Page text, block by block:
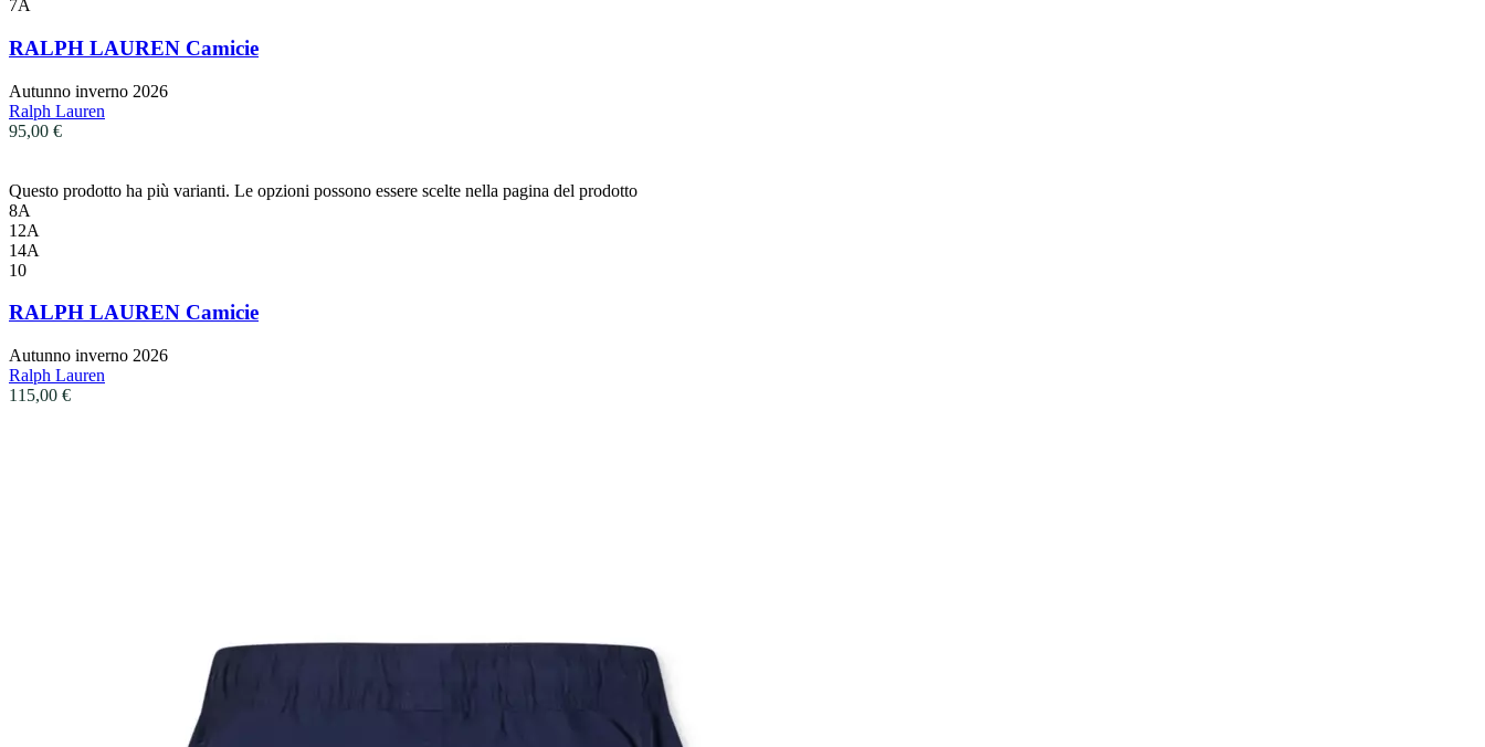
7A
RALPH LAUREN Camicie
Autunno inverno 2026
Ralph Lauren
95,00 €
Questo prodotto ha più varianti. Le opzioni possono essere scelte nella pagina del prodotto
8A
12A
14A
10
RALPH LAUREN Camicie
Autunno inverno 2026
Ralph Lauren
115,00 €